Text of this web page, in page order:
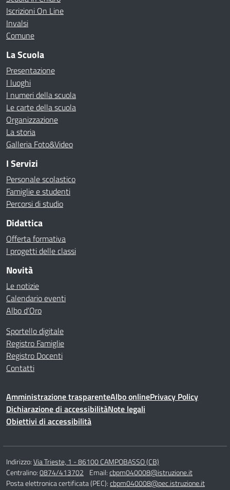
Iscrizioni On Line
Invalsi
Comune
La Scuola
Presentazione
I luoghi
I numeri della scuola
Le carte della scuola
Organizzazione
La storia
Galleria Foto&Video
I Servizi
Personale scolastico
Famiglie e studenti
Percorsi di studio
Didattica
Offerta formativa
I progetti delle classi
Novità
Le notizie
Calendario eventi
Albo d’Oro
Sportello digitale
Registro Famiglie
Registro Docenti
Contatti
Amministrazione trasparenteAlbo onlinePrivacy Policy
Dichiarazione di accessibilitàNote legali
Obiettivi di accessibilità
Indirizzo:Via Trieste, 1 - 86100 CAMPOBASSO (CB)
Centralino:0874/413702 Email:cbpm040008@istruzione.it
Posta elettronica certificata (PEC):cbpm040008@pec.istruzione.it